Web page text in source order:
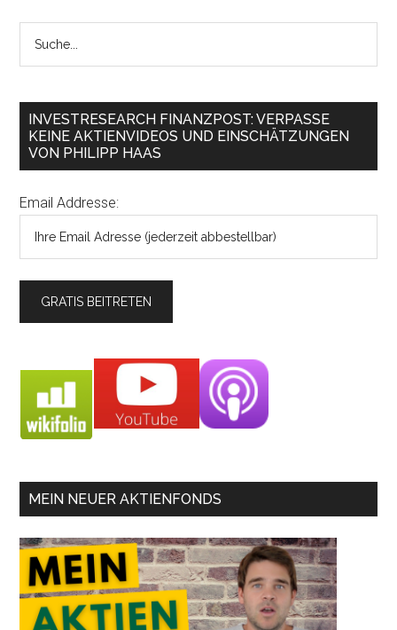
INVESTRESEARCH FINANZPOST: VERPASSE
KEINE AKTIENVIDEOS UND EINSCHÄTZUNGEN
VON PHILIPP HAAS
Email Addresse:
MEIN NEUER AKTIENFONDS